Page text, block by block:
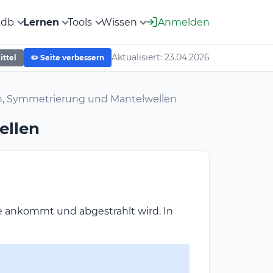
Lernen Tools Wissen Anmelden
✏️ Seite verbessern Aktualisiert: 23.04.2026
Symmetrierung und Mantelwellen
ankommt und abgestrahlt wird. In